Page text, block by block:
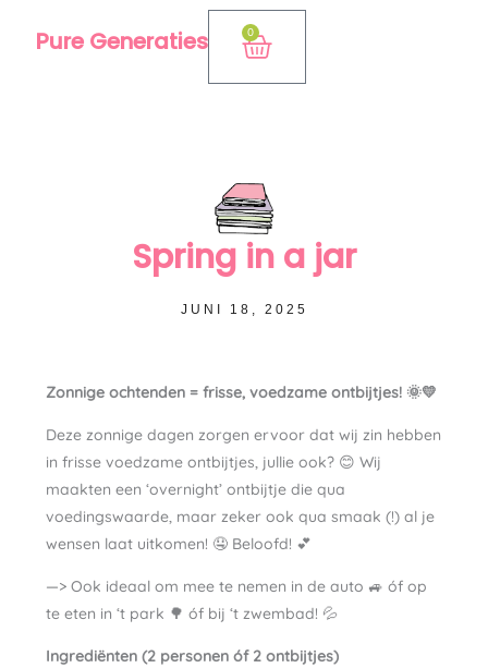
Pure Generaties 0
Winkelwagen
Spring in a jar
JUNI 18, 2025
Zonnige ochtenden = frisse, voedzame ontbijtjes! 🌞💛
Deze zonnige dagen zorgen ervoor dat wij zin hebben
in frisse voedzame ontbijtjes, jullie ook? 😊 Wij
maakten een ‘overnight’ ontbijtje die qua
voedingswaarde, maar zeker ook qua smaak (!) al je
wensen laat uitkomen! 🤤 Beloofd! 💕
—> Ook ideaal om mee te nemen in de auto 🚙 óf op
te eten in ‘t park 🌳 óf bij ‘t zwembad! 💦
Ingrediënten (2 personen óf 2 ontbijtjes)